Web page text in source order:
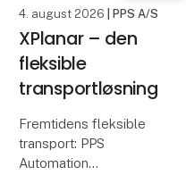
4. august 2026 | PPS A/S
XPlanar – den
fleksible
transportløsning
Fremtidens fleksible
transport: PPS
Automation